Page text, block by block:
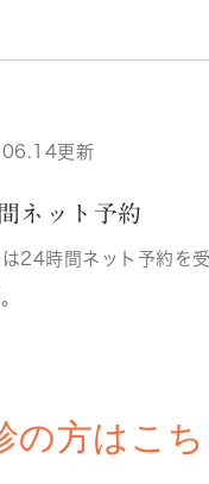
更新
ネット予約
24時間ネット予約を
の方はこ